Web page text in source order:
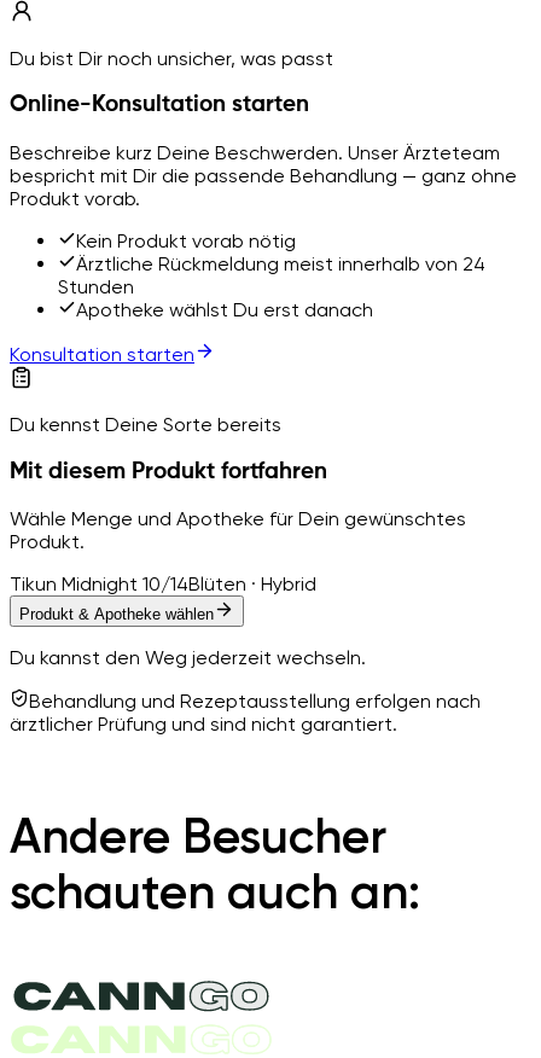
Du bist Dir noch unsicher, was passt
Online-Konsultation starten
Beschreibe kurz Deine Beschwerden. Unser Ärzteteam
bespricht mit Dir die passende Behandlung — ganz ohne
Produkt vorab.
Kein Produkt vorab nötig
Ärztliche Rückmeldung meist innerhalb von 24
Stunden
Apotheke wählst Du erst danach
Konsultation starten
Du kennst Deine Sorte bereits
Mit diesem Produkt fortfahren
Wähle Menge und Apotheke für Dein gewünschtes
Produkt.
Tikun Midnight 10/14Blüten · Hybrid
Produkt & Apotheke wählen
Du kannst den Weg jederzeit wechseln.
Behandlung und Rezeptausstellung erfolgen nach
ärztlicher Prüfung und sind nicht garantiert.
Andere Besucher
schauten auch an: